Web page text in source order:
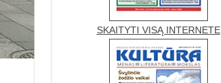
SKAITYTI VISĄ INTERNETE